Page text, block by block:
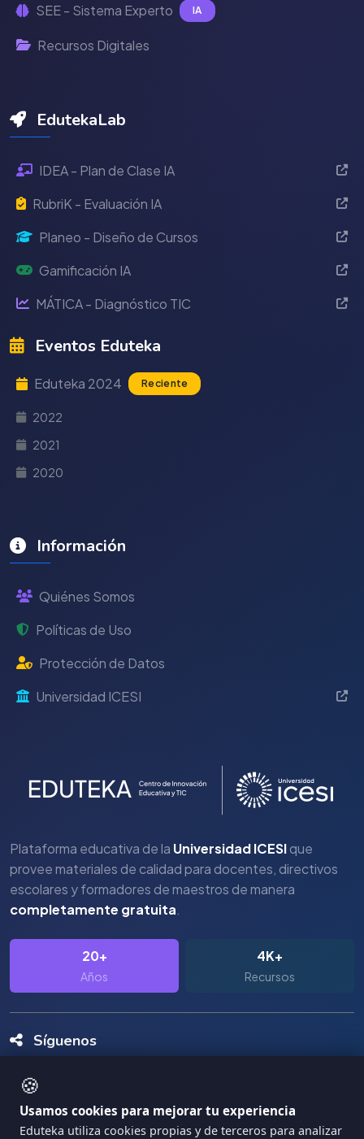
🍪
Usamos cookies para mejorar tu experiencia
Eduteka utiliza cookies propias y de terceros para analizar
SEE - Sistema Experto IA
Recursos Digitales
EdutekaLab
IDEA - Plan de Clase IA
RubriK - Evaluación IA
Planeo - Diseño de Cursos
Gamificación IA
MÁTICA - Diagnóstico TIC
Eventos Eduteka
Eduteka 2024 Reciente
2022
2021
2020
Información
Quiénes Somos
Políticas de Uso
Protección de Datos
Universidad ICESI
Plataforma educativa de la Universidad ICESIque
provee materiales de calidad para docentes, directivos
escolares y formadores de maestros de manera
completamente gratuita.
20+
Años
4K+
Recursos
Síguenos